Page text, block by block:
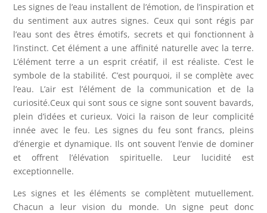
Les signes de l’eau installent de l’émotion, de l’inspiration et
du sentiment aux autres signes. Ceux qui sont régis par
l’eau sont des êtres émotifs, secrets et qui fonctionnent à
l’instinct. Cet élément a une affinité naturelle avec la terre.
L’élément terre a un esprit créatif, il est réaliste. C’est le
symbole de la stabilité. C’est pourquoi, il se complète avec
l’eau. L’air est l’élément de la communication et de la
curiosité.Ceux qui sont sous ce signe sont souvent bavards,
plein d’idées et curieux. Voici la raison de leur complicité
innée avec le feu. Les signes du feu sont francs, pleins
d’énergie et dynamique. Ils ont souvent l’envie de dominer
et offrent l’élévation spirituelle. Leur lucidité est
exceptionnelle.
Les signes et les éléments se complètent mutuellement.
Chacun a leur vision du monde. Un signe peut donc